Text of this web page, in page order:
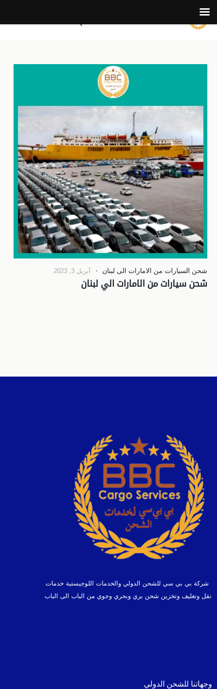
شحن السيارات من الامارات الى لبنان أبريل 3, 2023
شحن سيارات من الامارات الي لبنان
شركة بي بي سي للشحن الدولي والخدمات اللوجيستية خدمات
نقل وتغليف وتخزين شحن بري وبحري وجوي من الباب الى الباب
وجهاتنا للشحن الدولي